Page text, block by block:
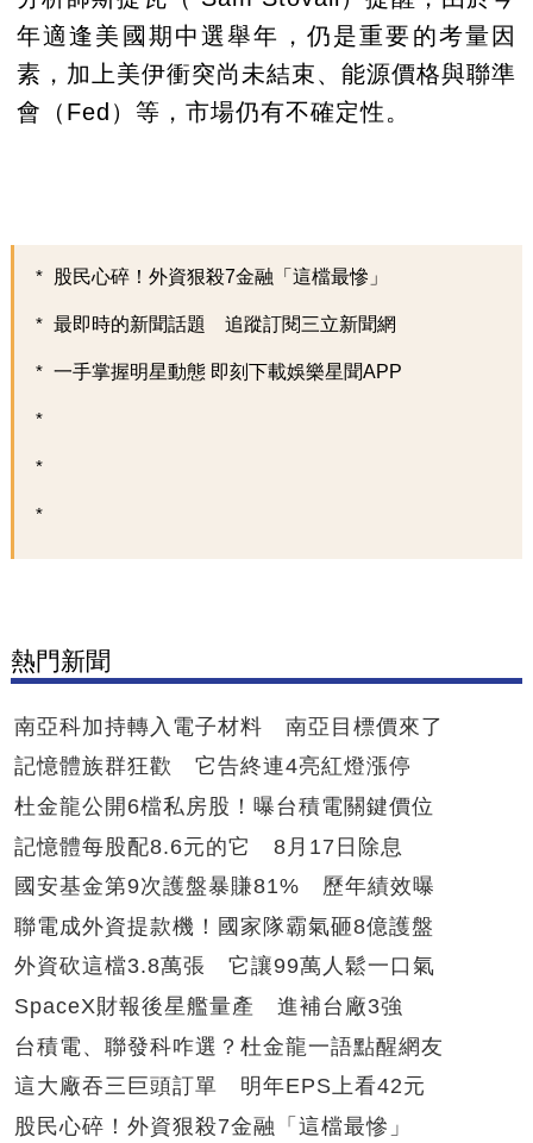
年適逢美國期中選舉年，仍是重要的考量因
素，加上美伊衝突尚未結束、能源價格與聯準
會（Fed）等，市場仍有不確定性。
股民心碎！外資狠殺7金融「這檔最慘」
最即時的新聞話題 追蹤訂閱三立新聞網
一手掌握明星動態 即刻下載娛樂星聞APP
熱門新聞
南亞科加持轉入電子材料 南亞目標價來了
記憶體族群狂歡 它告終連4亮紅燈漲停
杜金龍公開6檔私房股！曝台積電關鍵價位
記憶體每股配8.6元的它 8月17日除息
國安基金第9次護盤暴賺81% 歷年績效曝
聯電成外資提款機！國家隊霸氣砸8億護盤
外資砍這檔3.8萬張 它讓99萬人鬆一口氣
SpaceX財報後星艦量產 進補台廠3強
台積電、聯發科咋選？杜金龍一語點醒網友
這大廠吞三巨頭訂單 明年EPS上看42元
股民心碎！外資狠殺7金融「這檔最慘」